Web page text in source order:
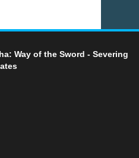
Way of the Sword - Severing